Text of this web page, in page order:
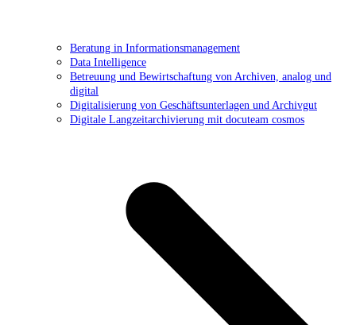
Beratung in Informationsmanagement
Data Intelligence
Betreuung und Bewirtschaftung von Archiven, analog und
digital
Digitalisierung von Geschäftsunterlagen und Archivgut
Digitale Langzeitarchivierung mit docuteam cosmos